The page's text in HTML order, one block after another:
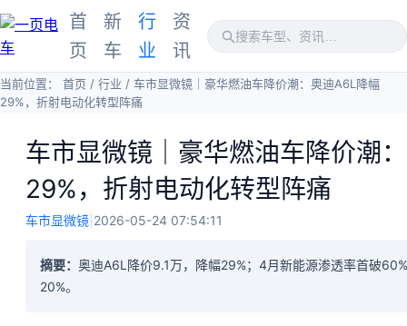
首
页
新
车
行
业
资
讯
当前位置： 首页 / 行业 / 车市显微镜｜豪华燃油车降价潮：奥迪A6L降幅
29%，折射电动化转型阵痛
车市显微镜｜豪华燃油车降价潮
29%，折射电动化转型阵痛
车市显微镜 2026-05-24 07:54:11
摘要： 奥迪A6L降价9.1万，降幅29%；4月新能源渗透率首破
20%。